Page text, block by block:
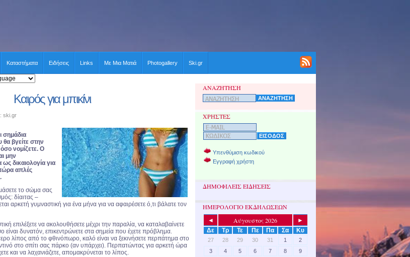
Καταστήματα Ειδήσεις Links Με Μια Ματιά Photogallery Ski.gr
Καιρός για μπικίνι
σημάδια
θα βγείτε στην
νομίζετε. Ο
μην
ως δικαιολογία για
απλές
το σώμα σας
δίαιτας –
αρκετή γυμναστική για ένα μήνα για να αφαιρέσετε ό,τι βάλατε τον
επιλέξετε να ακολουθήσετε μέχρι την παραλία, να καταλαβαίνετε
είναι δυνατόν, επικεντρώνετε στα σημεία που έχετε πρόβλημα.
λίπος από το φθινόπωρο, καλό είναι να ξεκινήσετε περπάτημα στο
στο σπίτι σας πάρκο (αν υπάρχει). Περπατώντας για αρκετή ώρα
και να λαχανιάζετε, απομακρύνεται το λίπος.
ΑΝΑΖΗΤΗΣΗ
ΧΡΗΣΤΕΣ
Υπενθύμιση κωδικού
Εγγραφή χρήστη
ΔΗΜΟΦΙΛΕΙΣ ΕΙΔΗΣΕΙΣ
ΗΜΕΡΟΛΟΓΙΟ ΕΚΔΗΛΩΣΕΩΝ
◄ Αύγουστος 2026
►
Δε
Τρ Τε Πε Πα Σα Κυ
27 28 29 30 31 1
2
3
4 5 6 7 8
9